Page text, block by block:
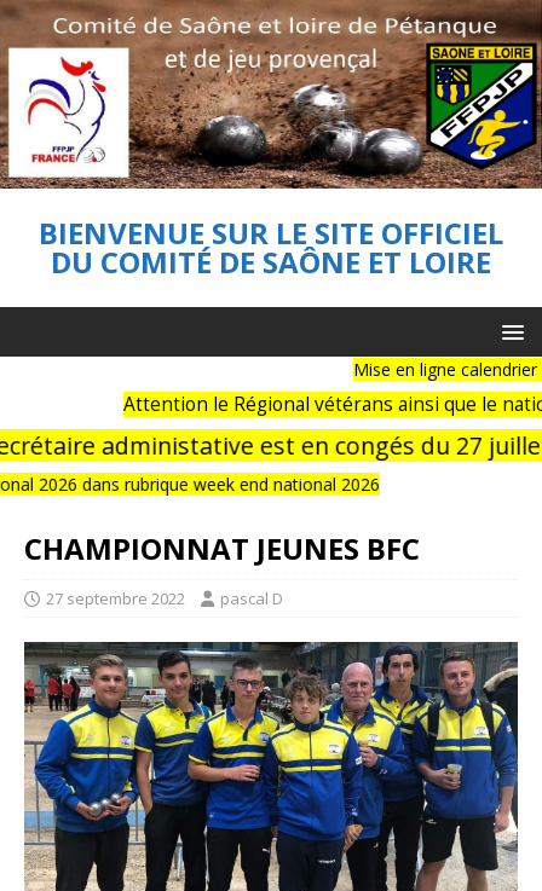
BIENVENUE SUR LE SITE OFFICIEL
DU COMITÉ DE SAÔNE ET LOIRE
Mise en ligne calendrier
Attention le Régional vétérans ainsi que le
administative est en congés du 27 juillet
dans rubrique week end national 2026
CHAMPIONNAT JEUNES BFC
27 septembre 2022 pascal D